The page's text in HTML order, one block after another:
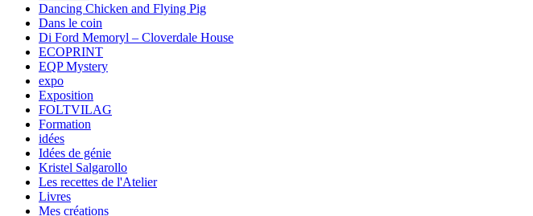
Dancing Chicken and Flying Pig
Dans le coin
Di Ford Memoryl – Cloverdale House
ECOPRINT
EQP Mystery
expo
Exposition
FOLTVILAG
Formation
idées
Idées de génie
Kristel Salgarollo
Les recettes de l'Atelier
Livres
Mes créations